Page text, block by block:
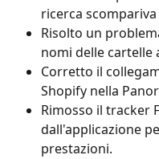
ricerca
Risolto un
nomi delle
Corretto il
Shopify nella
Rimosso il tracker
dall'applicazione
prestazioni.